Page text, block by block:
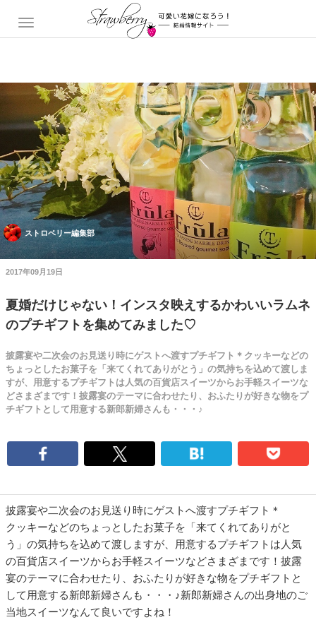
ストロベリー編集部
2017年09月19日
夏婚だけじゃない！インスタ映えするかわいいラムネ
のプチギフトを集めてみました♡
披露宴や二次会のお見送り時にゲストへ渡すプチギフト＊クッキーなどの
ちょっとしたお菓子を「来てくれてありがとう」の気持ちを込めて渡しま
すが、用意するプチギフトは人気の百貨店スイーツからお手軽スイーツな
どさまざまです！披露宴のテーマに合わせたり、おふたりが好きな物をプ
チギフトとして用意する新郎新婦さんも・・・♪
披露宴や二次会のお見送り時にゲストへ渡すプチギフト＊
クッキーなどのちょっとしたお菓子を「来てくれてありがと
う」の気持ちを込めて渡しますが、用意するプチギフトは人気
の百貨店スイーツからお手軽スイーツなどさまざまです！披露
宴のテーマに合わせたり、おふたりが好きな物をプチギフトと
して用意する新郎新婦さんも・・・♪新郎新婦さんの出身地のご
当地スイーツなんて良いですよね！